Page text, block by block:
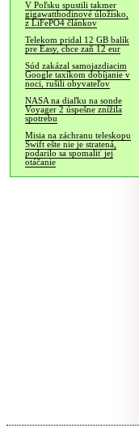
V Poľsku spustili takmer
gigawatthodinové úložisko,
z LiFePO4 článkov
Telekom pridal 12 GB balík
pre Easy, chce zaň 12 eur
Súd zakázal samojazdiacim
Google taxíkom dobíjanie v
noci, rušili obyvateľov
NASA na diaľku na sonde
Voyager 2 úspešne znížila
spotrebu
Misia na záchranu teleskopu
Swift ešte nie je stratená,
podarilo sa spomaliť jej
otáčanie